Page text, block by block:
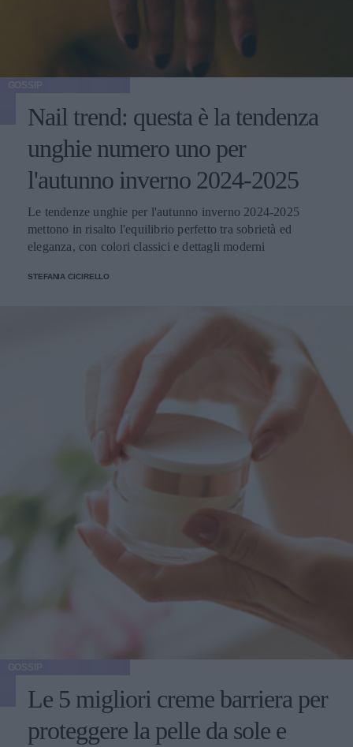
Nail trend: questa è la tendenza
unghie numero uno per
l'autunno inverno 2024-2025
Le tendenze unghie per l'autunno inverno 2024-2025
mettono in risalto l'equilibrio perfetto tra sobrietà ed
eleganza, con colori classici e dettagli moderni
STEFANIA CICIRELLO
Le 5 migliori creme barriera per
proteggere la pelle da sole e